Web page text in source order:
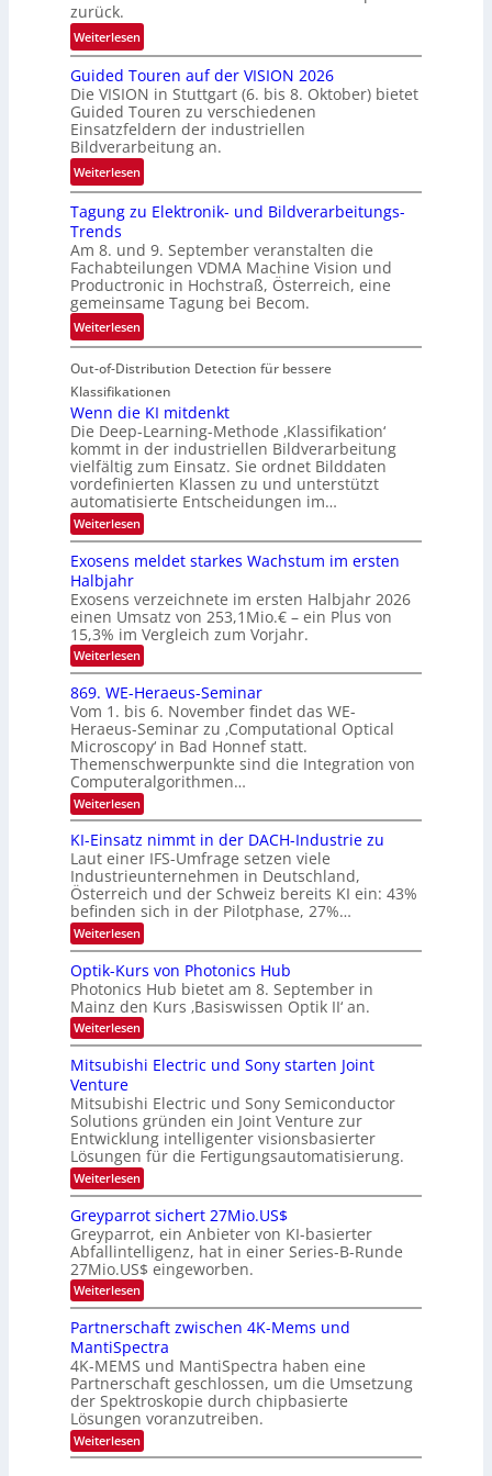
r
e
z
t
e
M
ö
g
l
c
h
k
e
i
n
zurück.
Weiterlesen:
R
ü
c
k
k
e
h
d
e
r
i
n
V
I
S
I
O
N
T
e
c
h
T
a
k
s
Guided Touren auf der VISION 2026
Die VISION in Stuttgart (6. bis 8. Oktober) bietet
Guided Touren zu verschiedenen
Einsatzfeldern der industriellen
Bildverarbeitung an.
Weiterlesen:
G
u
d
e
d
T
o
e
n
a
u
f
d
e
r
V
S
I
O
N
2
0
2
6
Tagung zu Elektronik- und Bildverarbeitungs-
Trends
Am 8. und 9. September veranstalten die
Fachabteilungen VDMA Machine Vision und
Productronic in Hochstraß, Österreich, eine
gemeinsame Tagung bei Becom.
Weiterlesen:
T
a
g
u
n
g
z
u
E
l
e
t
r
o
n
k
-
u
n
d
B
i
l
d
v
e
r
a
r
b
e
i
n
g
s
-
T
r
e
n
d
s
Out-of-Distribution Detection für bessere
Klassifikationen
Wenn die KI mitdenkt
Die Deep-Learning-Methode ‚Klassifikation‘
kommt in der industriellen Bildverarbeitung
vielfältig zum Einsatz. Sie ordnet Bilddaten
vordefinierten Klassen zu und unterstützt
automatisierte Entscheidungen im…
Weiterlesen:
W
n
d
i
e
K
I
m
i
t
d
e
n
k
t
Exosens meldet starkes Wachstum im ersten
Halbjahr
Exosens verzeichnete im ersten Halbjahr 2026
einen Umsatz von 253,1Mio.€ – ein Plus von
15,3% im Vergleich zum Vorjahr.
Weiterlesen:
E
x
o
s
e
n
s
m
e
l
d
e
t
s
t
a
r
k
e
W
a
c
h
s
u
i
m
e
r
s
t
e
n
H
a
l
b
j
a
r
869. WE-Heraeus-Seminar
Vom 1. bis 6. November findet das WE-
Heraeus-Seminar zu ‚Computational Optical
Microscopy‘ in Bad Honnef statt.
Themenschwerpunkte sind die Integration von
Computeralgorithmen…
Weiterlesen:
8
9
.
W
E
-
H
e
r
a
e
u
s
-
S
e
n
a
r
KI-Einsatz nimmt in der DACH-Industrie zu
Laut einer IFS-Umfrage setzen viele
Industrieunternehmen in Deutschland,
Österreich und der Schweiz bereits KI ein: 43%
befinden sich in der Pilotphase, 27%…
Weiterlesen:
K
-
E
i
n
s
t
n
m
m
t
i
n
d
e
r
D
A
C
H
I
n
d
u
s
t
r
i
e
Optik-Kurs von Photonics Hub
Photonics Hub bietet am 8. September in
Mainz den Kurs ‚Basiswissen Optik II‘ an.
Weiterlesen:
O
p
t
k
-
K
u
r
s
v
o
n
P
h
o
t
o
n
i
c
H
u
b
Mitsubishi Electric und Sony starten Joint
Venture
Mitsubishi Electric und Sony Semiconductor
Solutions gründen ein Joint Venture zur
Entwicklung intelligenter visionsbasierter
Lösungen für die Fertigungsautomatisierung.
Weiterlesen:
M
t
s
u
b
i
s
i
E
e
c
t
r
i
c
Greyparrot sichert 27Mio.US$
Greyparrot, ein Anbieter von KI-basierter
Abfallintelligenz, hat in einer Series-B-Runde
27Mio.US$ eingeworben.
Weiterlesen:
G
r
e
y
p
a
r
r
o
t
s
Partnerschaft zwischen 4K-Mems und
MantiSpectra
4K-MEMS und MantiSpectra haben eine
Partnerschaft geschlossen, um die Umsetzung
der Spektroskopie durch chipbasierte
Lösungen voranzutreiben.
Weiterlesen:
P